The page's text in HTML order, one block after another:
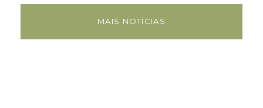
MAIS NOTÍCIAS